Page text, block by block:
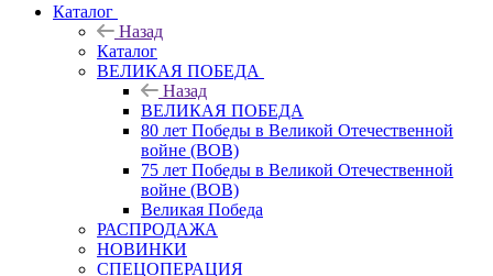
Каталог
Назад
Каталог
ВЕЛИКАЯ ПОБЕДА
Назад
ВЕЛИКАЯ ПОБЕДА
80 лет Победы в Великой Отечественной
войне (ВОВ)
75 лет Победы в Великой Отечественной
войне (ВОВ)
Великая Победа
РАСПРОДАЖА
НОВИНКИ
СПЕЦОПЕРАЦИЯ